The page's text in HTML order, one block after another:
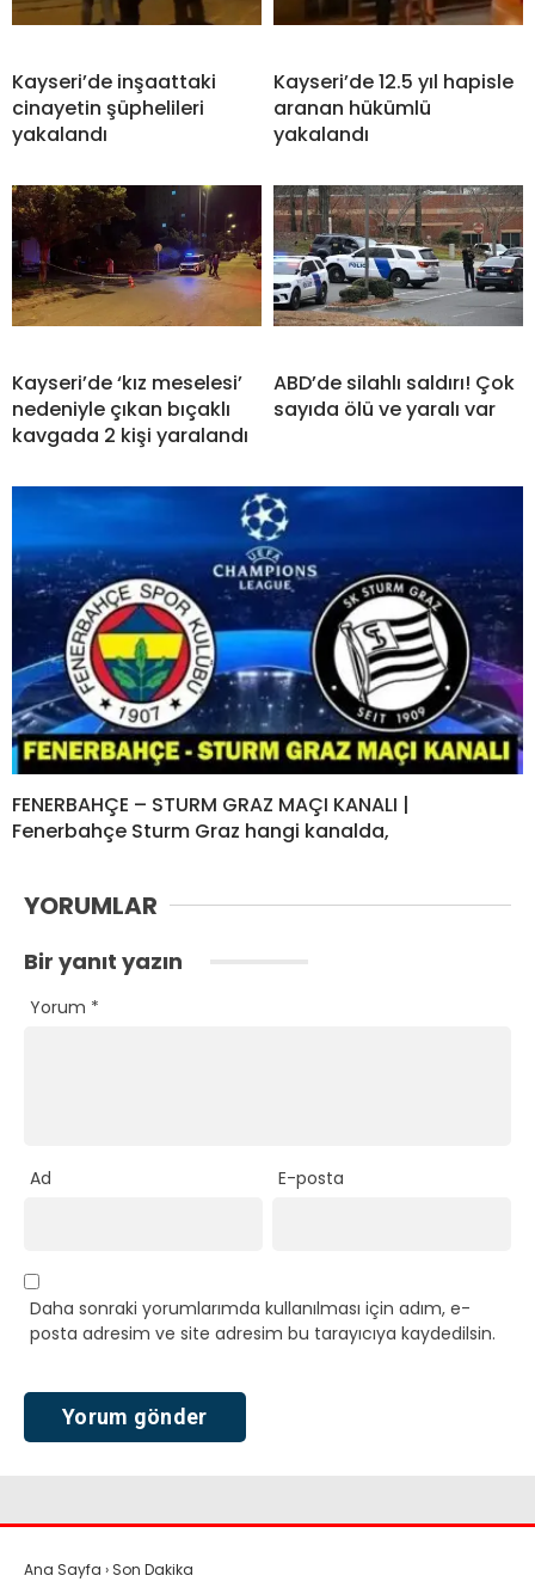
Kayseri’de inşaattaki
cinayetin şüphelileri
yakalandı
Kayseri’de 12.5 yıl hapisle
aranan hükümlü
yakalandı
Kayseri’de ‘kız meselesi’
nedeniyle çıkan bıçaklı
kavgada 2 kişi yaralandı
ABD’de silahlı saldırı! Çok
sayıda ölü ve yaralı var
FENERBAHÇE – STURM GRAZ MAÇI KANALI |
Fenerbahçe Sturm Graz hangi kanalda,
YORUMLAR
Bir yanıt yazın
Yorum *
Ad E-posta
Daha sonraki yorumlarımda kullanılması için adım, e-
posta adresim ve site adresim bu tarayıcıya kaydedilsin.
Ana Sayfa › Son Dakika